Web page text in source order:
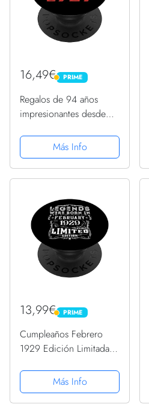
16,49€ PRIME
PRIME
Regalos de 94 años
impresionantes desde
cumpleaños PopSockets
PopGrip Intercambiable
Más Info
13,99€ PRIME
PRIME
Cumpleaños Febrero
1929 Edición Limitada
PopSockets PopGrip
Intercambiable
Más Info